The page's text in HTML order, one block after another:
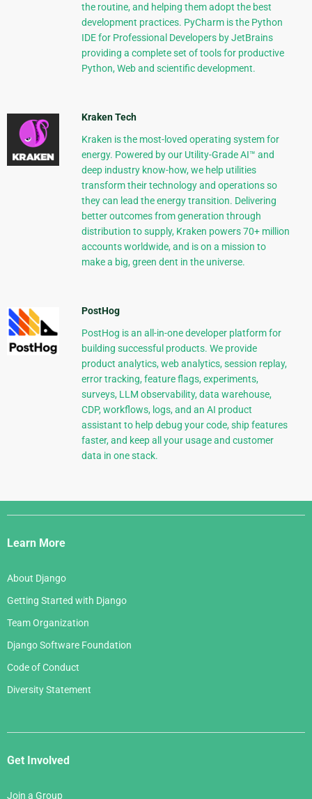
the routine, and helping them adopt the best
development practices. PyCharm is the Python
IDE for Professional Developers by JetBrains
providing a complete set of tools for productive
Python, Web and scientific development.
Kraken Tech
Kraken is the most-loved operating system for
energy. Powered by our Utility-Grade AI™ and
deep industry know-how, we help utilities
transform their technology and operations so
they can lead the energy transition. Delivering
better outcomes from generation through
distribution to supply, Kraken powers 70+ million
accounts worldwide, and is on a mission to
make a big, green dent in the universe.
PostHog
PostHog is an all-in-one developer platform for
building successful products. We provide
product analytics, web analytics, session replay,
error tracking, feature flags, experiments,
surveys, LLM observability, data warehouse,
CDP, workflows, logs, and an AI product
assistant to help debug your code, ship features
faster, and keep all your usage and customer
data in one stack.
Django
Links
Learn More
About Django
Getting Started with Django
Team Organization
Django Software Foundation
Code of Conduct
Diversity Statement
Get Involved
Join a Group